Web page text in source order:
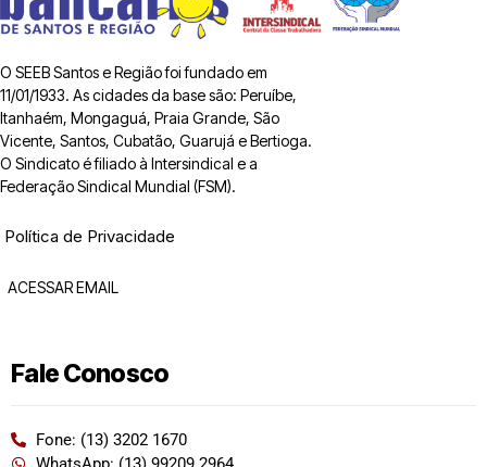
O SEEB Santos e Região foi fundado em
11/01/1933. As cidades da base são: Peruíbe,
Itanhaém, Mongaguá, Praia Grande, São
Vicente, Santos, Cubatão, Guarujá e Bertioga.
O Sindicato é filiado à Intersindical e a
Federação Sindical Mundial (FSM).
Política de Privacidade
ACESSAR EMAIL
Fale Conosco
Fone: (13) 3202 1670